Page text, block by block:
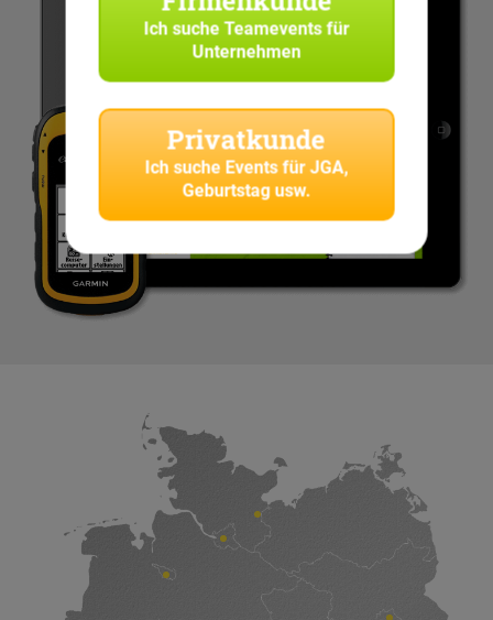
Ich sucheTeamevents für
Unternehmen
Privatkunde
Ich suche Events für JGA,
Geburtstag usw.